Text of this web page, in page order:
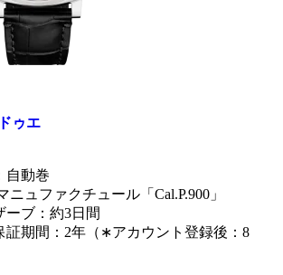
ゥエ
自動巻
ニュファクチュール「Cal.P.900」
ーブ：約3日間
証期間：2年（∗アカウント登録後：8